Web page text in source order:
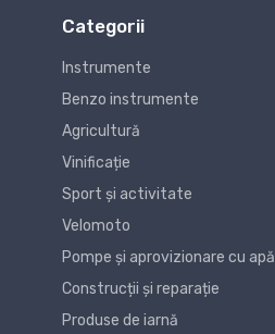
Categorii
Instrumente
Benzo instrumente
Agricultură
Vinificație
Sport și activitate
Velomoto
Pompe și aprovizionare cu apă
Construcții și reparație
Produse de iarnă